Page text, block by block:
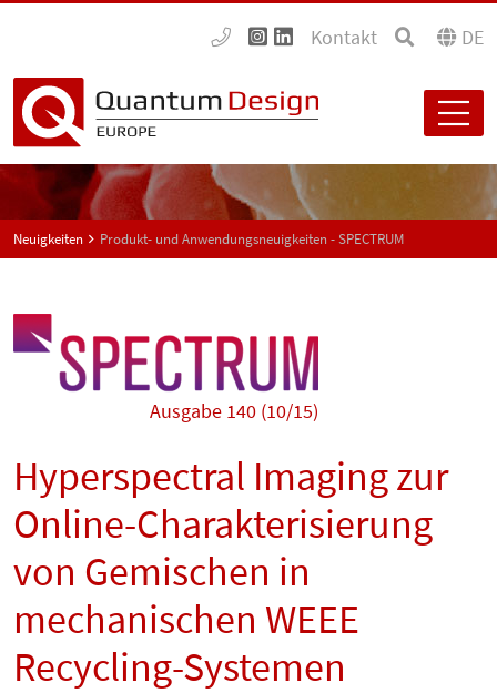
Kontakt DE
Neuigkeiten Produkt- und Anwendungsneuigkeiten - SPECTRUM
Ausgabe 140 (10/15)
Hyperspectral Imaging zur
Online-Charakterisierung
von Gemischen in
mechanischen WEEE
Recycling-Systemen